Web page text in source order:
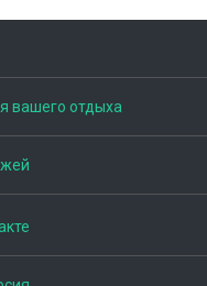
вашего отдыха